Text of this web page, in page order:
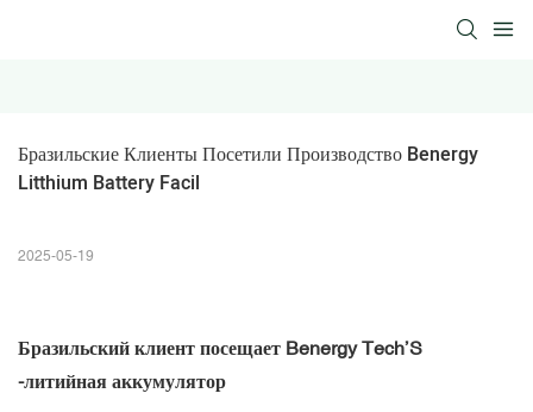
Бразильские Клиенты Посетили Производство Benergy
Litthium Battery Facil
2025-05-19
Бразильский клиент посещает Benergy Tech’S
-литийная аккумулятор